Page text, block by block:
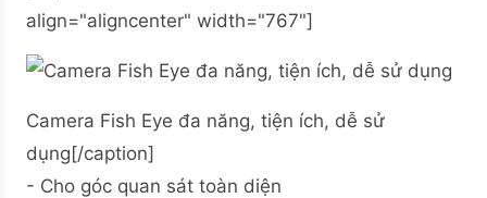
align="aligncenter" width="767"]
Camera Fish Eye đa năng, tiện ích, dễ sử
dụng[/caption]
- Cho góc quan sát toàn diện